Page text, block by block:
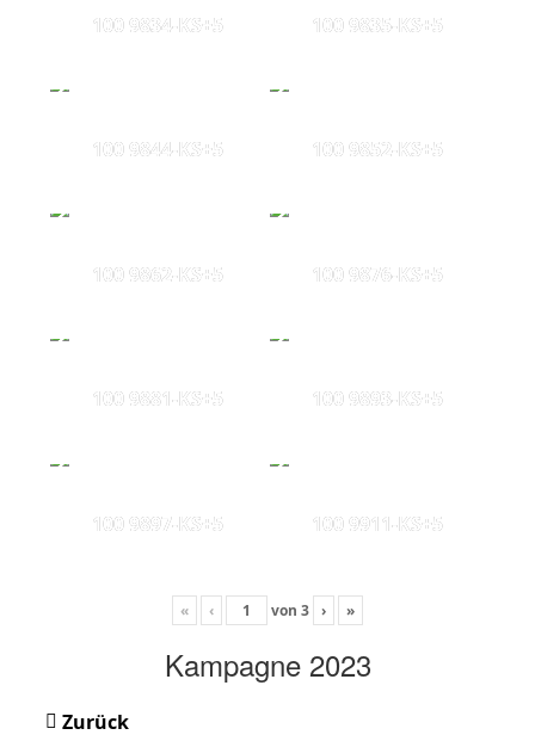
100 9834-KS+5 100 9835-KS+5
100 9844-KS+5 100 9852-KS+5
100 9862-KS+5 100 9876-KS+5
100 9881-KS+5 100 9893-KS+5
100 9897-KS+5 100 9911-KS+5
« ‹ von 3 › »
Kampagne 2023
Zurück